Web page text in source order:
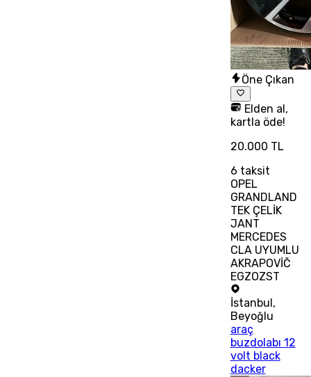
Öne Çıkan
Elden al,
kartla öde!
20.000 TL
6 taksit
OPEL
GRANDLAND
TEK ÇELİK
JANT
MERCEDES
CLA UYUMLU
AKRAPOVİČ
EGZOZST
İstanbul ,
Beyoğlu
araç
buzdolabı 12
volt black
dacker